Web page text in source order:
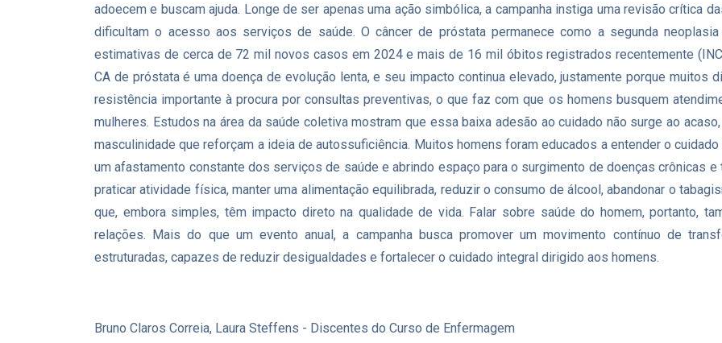
adoecem e buscam ajuda. Longe de ser apenas uma ação simbólica, a campanha instiga uma revisão crítica
dificultam o acesso aos serviços de saúde. O câncer de próstata permanece como a segunda
estimativas de cerca de 72 mil novos casos em 2024 e mais de 16 mil óbitos registrados recentemente
CA de próstata é uma doença de evolução lenta, e seu impacto continua elevado, justamente porque muitos
resistência importante à procura por consultas preventivas, o que faz com que os homens busquem
mulheres. Estudos na área da saúde coletiva mostram que essa baixa adesão ao cuidado não surge ao
masculinidade que reforçam a ideia de autossuficiência. Muitos homens foram educados a entender o
um afastamento constante dos serviços de saúde e abrindo espaço para o surgimento de doenças crônicas
praticar atividade física, manter uma alimentação equilibrada, reduzir o consumo de álcool, abandonar o
que, embora simples, têm impacto direto na qualidade de vida. Falar sobre saúde do homem, portanto,
relações. Mais do que um evento anual, a campanha busca promover um movimento contínuo de
estruturadas, capazes de reduzir desigualdades e fortalecer o cuidado integral dirigido aos homens.
Bruno Claros Correia, Laura Steffens - Discentes do Curso de Enfermagem